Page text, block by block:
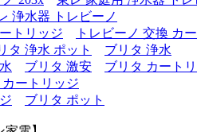
浄水器 トレビーノ
トリッジ
トレビーノ 交換 カ
タ 浄水 ポット
ブリタ 浄水
ブリタ 激安
ブリタ カート
ートリッジ
ブリタ ポット